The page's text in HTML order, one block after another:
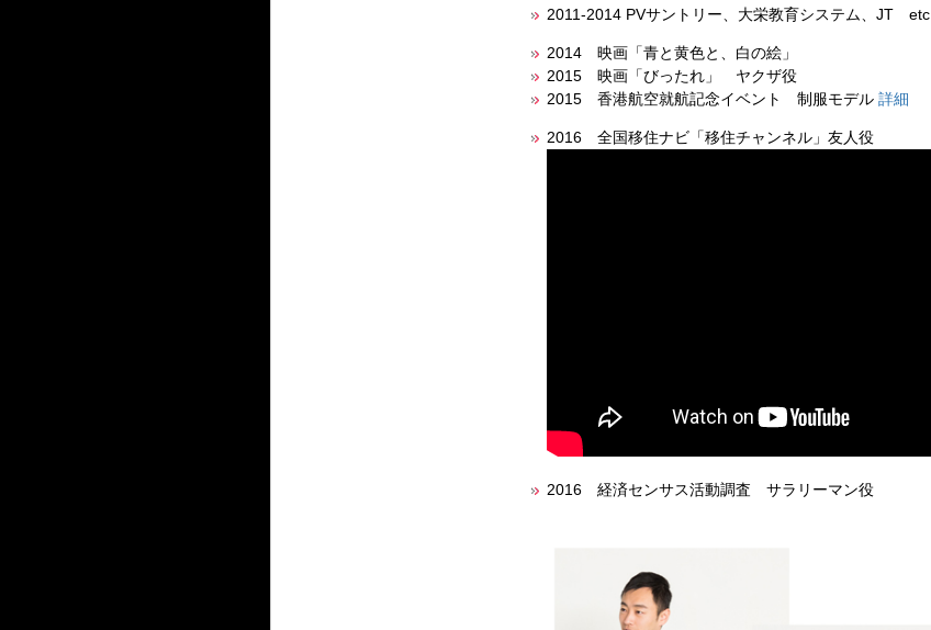
2011-2014 PVサントリー、大栄教育システム、JT etc
2014 映画「青と黄色と、白の絵」
2015 映画「びったれ」 ヤクザ役
2015 香港航空就航記念イベント 制服モデル 詳細
2016 全国移住ナビ「移住チャンネル」友人役
2016 経済センサス活動調査 サラリーマン役